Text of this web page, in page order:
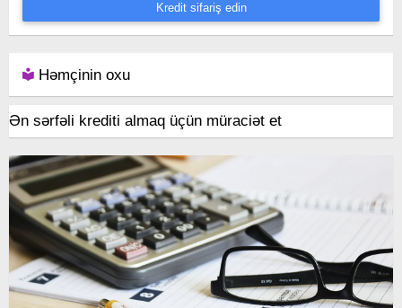
Kredit sifariş edin
Həmçinin oxu
Ən sərfəli krediti almaq üçün müraciət et